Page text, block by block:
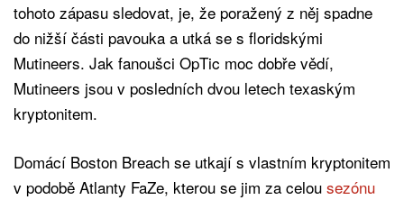
tohoto zápasu sledovat, je, že poražený z něj spadne
do nižší části pavouka a utká se s floridskými
Mutineers. Jak fanoušci OpTic moc dobře vědí,
Mutineers jsou v posledních dvou letech texaským
kryptonitem.
Domácí Boston Breach se utkají s vlastním kryptonitem
v podobě Atlanty FaZe, kterou se jim za celou sezónu